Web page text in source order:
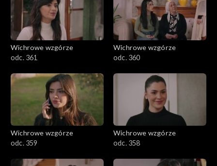
Wichrowe wzgórze
odc. 361
Wichrowe wzgórze
odc. 360
Wichrowe wzgórze
odc. 359
Wichrowe wzgórze
odc. 358